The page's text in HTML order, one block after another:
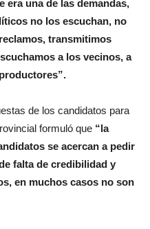
era una de las demandas,
no los escuchan, no
transmitimos
a los vecinos, a
de los candidatos para
formuló que “la
se acercan a pedir
falta de credibilidad y
en muchos casos no son